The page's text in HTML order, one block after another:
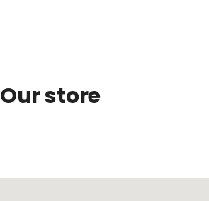
Our store